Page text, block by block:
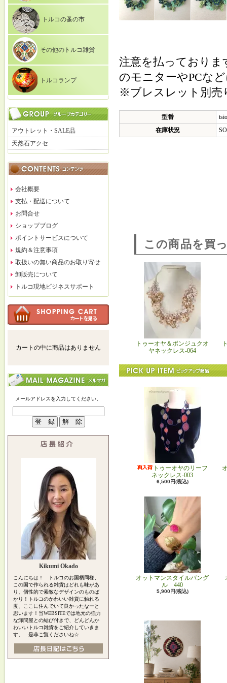
トルコの蚤の市
その他のトルコ雑貨
トルコランプ
アウトレット・SALE品
天然石アクセ
会社概要
支払・配送について
お問合せ
ショップブログ
ポイントサービスについて
規約＆注意事項
取扱いの無い商品のお取り寄せ
卸販売について
トルコ現地ビジネスサポート
カートの中に商品はありません
メールアドレスを入力してください。
Kikumi Okado
こんにちは！ トルコのお国柄同様、
この国で作られる雑貨はどれも味があ
り、個性的で素敵なデザインのものば
かり！トルコのかわいい雑貨に触れる
度、ここに住んでいて良かったなーと
思います！当WEBSITEでは地元の強力
な卸問屋との結び付きで、どんどんか
わいいトルコ雑貨をご紹介していきま
す。 是非ご覧くださいね☆
注意を払っておりま
のモニターやPCな
※ブレスレット別売
型番
在庫状況
この商品を買
トゥーオヤ＆ボンジュクオ
ヤネックレス-064
トゥーオヤのリーフ
ネックレス-003
6,500円(税込)
オットマンスタイルバング
ル 440
5,900円(税込)